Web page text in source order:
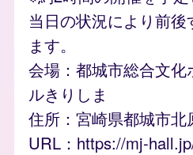
当日の状況により前
ます。
会場：都城市総合文
ルきりしま
住所：宮崎県都城市
URL： https://mj-